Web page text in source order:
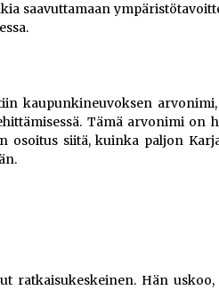
saavuttamaan
kaupunkineuvoksen
Tämä arvonimi on
osoitus siitä, kuinka paljon
ratkaisukeskeinen. Hän